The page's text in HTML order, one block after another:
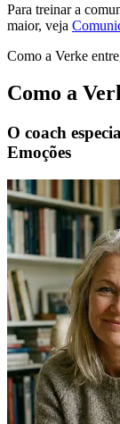
Para treinar a
maior, veja
Como a Verke
Como a
O coach
Emoções